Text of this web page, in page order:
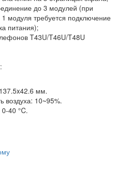
до 3 модулей (при
модуля требуется подключение
питания);
T43U/T46U/T48U
мм.
воздуха: 10~95%.
40 °C.